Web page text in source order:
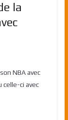
la
NBA avec
celle-ci avec